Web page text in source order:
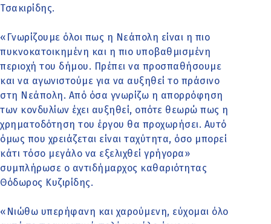
Τσακιρίδης.
«Γνωρίζουμε όλοι πως η Νεάπολη είναι η πιο
πυκνοκατοικημένη και η πιο υποβαθμισμένη
περιοχή του δήμου. Πρέπει να προσπαθήσουμε
και να αγωνιστούμε για να αυξηθεί το πράσινο
στη Νεάπολη. Από όσα γνωρίζω η απορρόφηση
των κονδυλίων έχει αυξηθεί, οπότε θεωρώ πως η
χρηματοδότηση του έργου θα προχωρήσει. Αυτό
όμως που χρειάζεται είναι ταχύτητα, όσο μπορεί
κάτι τόσο μεγάλο να εξελιχθεί γρήγορα»
συμπλήρωσε ο αντιδήμαρχος καθαριότητας
Θόδωρος Κυζιρίδης.
«Νιώθω υπερήφανη και χαρούμενη, εύχομαι όλο